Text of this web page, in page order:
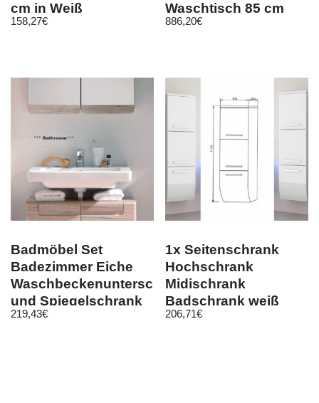
cm in Weiß
Hochglanz oder Mat
158,27€
Waschtisch 85 cm
886,20€
Badmöbel Set
Badezimmer Eiche
Waschbeckenunterschrank
und Spiegelschrank
Malea
219,43€
1x Seitenschrank
Hochschrank
Midischrank
Badschrank weiß
Badezimmer
206,71€